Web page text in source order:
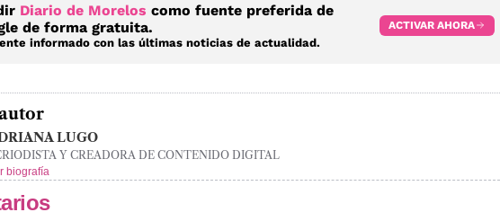
Diario de Morelos como fuente preferida de
de forma gratuita.
informado con las últimas noticias de actualidad.
ACTIVAR AHORA
LUGO
Y CREADORA DE CONTENIDO DIGITAL
biografía